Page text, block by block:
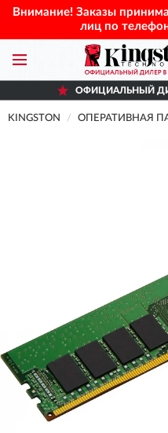
Внимание! Заказы
лиц по
ОФИЦИАЛЬНЫЙ
KINGSTON ОПЕРАТИВНАЯ